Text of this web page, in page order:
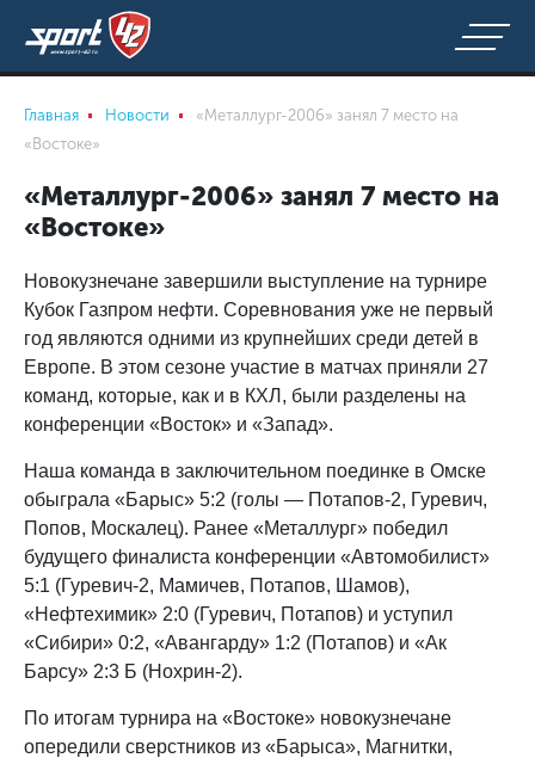
Главная Новости
«Металлург-2006» занял 7 место на
«Востоке»
«Металлург-2006» занял 7 место на
«Востоке»
Новокузнечане завершили выступление на турнире
Кубок Газпром нефти. Соревнования уже не первый
год являются одними из крупнейших среди детей в
Европе. В этом сезоне участие в матчах приняли 27
команд, которые, как и в КХЛ, были разделены на
конференции «Восток» и «Запад».
Наша команда в заключительном поединке в Омске
обыграла «Барыс» 5:2 (голы — Потапов-2, Гуревич,
Попов, Москалец). Ранее «Металлург» победил
будущего финалиста конференции «Автомобилист»
5:1 (Гуревич-2, Мамичев, Потапов, Шамов),
«Нефтехимик» 2:0 (Гуревич, Потапов) и уступил
«Сибири» 0:2, «Авангарду» 1:2 (Потапов) и «Ак
Барсу» 2:3 Б (Нохрин-2).
По итогам турнира на «Востоке» новокузнечане
опередили сверстников из «Барыса», Магнитки,